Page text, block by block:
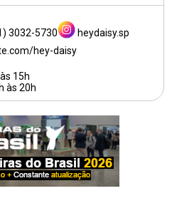
3032-5730
heydaisy.sp
hey-daisy
15h
às 20h